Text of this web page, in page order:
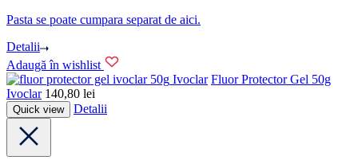
Pasta se poate cumpara separat de aici.
Detalii
Adaugă în wishlist
Ivoclar Fluor Protector Gel 50g
Ivoclar 140,80 lei
Quick view Detalii